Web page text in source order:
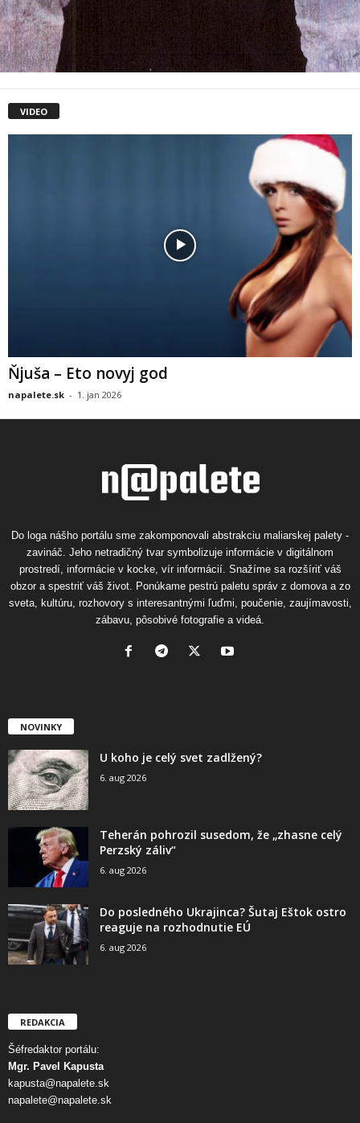
VIDEO
Ňjuša – Eto novyj god
napalete.sk - 1. jan 2026
Do loga nášho portálu sme zakomponovali abstrakciu maliarskej palety -
zavináč. Jeho netradičný tvar symbolizuje informácie v digitálnom
prostredí, informácie v kocke, vír informácií. Snažíme sa rozšíriť váš
obzor a spestriť váš život. Ponúkame pestrú paletu správ z domova a zo
sveta, kultúru, rozhovory s interesantnými ľuďmi, poučenie, zaujímavosti,
zábavu, pôsobivé fotografie a videá.
NOVINKY
U koho je celý svet zadlžený?
6. aug 2026
Teherán pohrozil susedom, že „zhasne celý
Perzský záliv“
6. aug 2026
Do posledného Ukrajinca? Šutaj Eštok ostro
reaguje na rozhodnutie EÚ
6. aug 2026
REDAKCIA
Šéfredaktor portálu:
Mgr. Pavel Kapusta
kapusta@napalete.sk
napalete@napalete.sk